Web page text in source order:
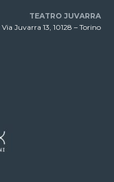
TEATRO JUVARRA
Via Juvarra 13, 10128 – Torino